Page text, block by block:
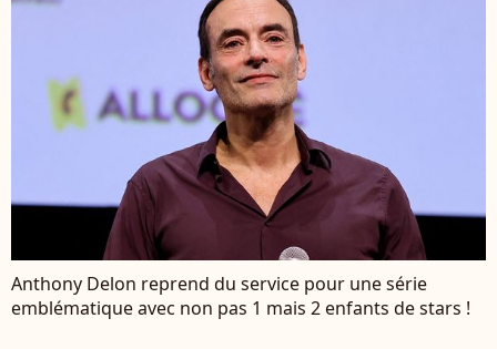
Anthony Delon reprend du service pour une série
emblématique avec non pas 1 mais 2 enfants de stars !